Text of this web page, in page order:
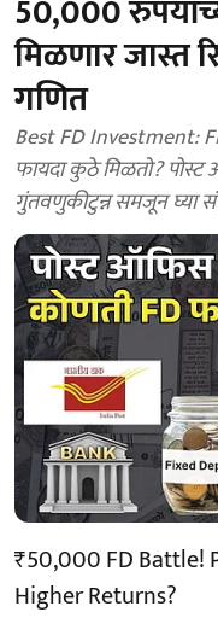
50,000
मिळणार जास्त
गणित
Best FD Investment:
फायदा कुठे मिळतो?
गुंतवणुकीटुन्न समजून घ्या
₹50,000 FD Battle!
Higher Returns?